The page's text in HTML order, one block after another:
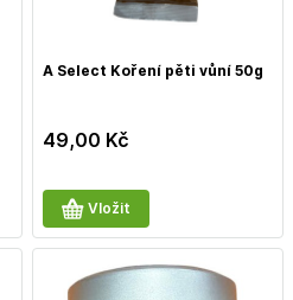
A Select Koření pěti vůní 50g
49,00 Kč
Vložit